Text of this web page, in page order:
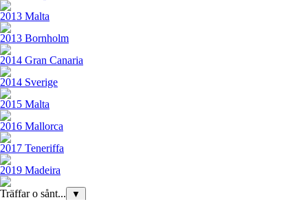
2013 Malta
2013 Bornholm
2014 Gran Canaria
2014 Sverige
2015 Malta
2016 Mallorca
2017 Teneriffa
2019 Madeira
Träffar o sånt...
▼